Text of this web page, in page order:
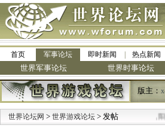
首页 军事论坛 即时新闻 热点新闻
世界军事论坛 世界时事论坛
版主：
世界论坛网 > 世界游戏论坛 > 发帖
·九阳全新免清洗型